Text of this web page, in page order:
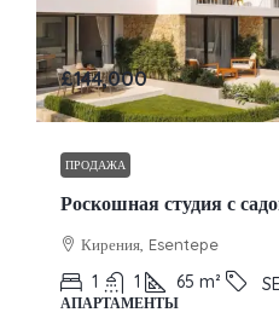
£144,000
ПРОДАЖА
Роскошная студия с
Кирения, Esentepe
1 1 65 m²
АПАРТАМЕНТЫ